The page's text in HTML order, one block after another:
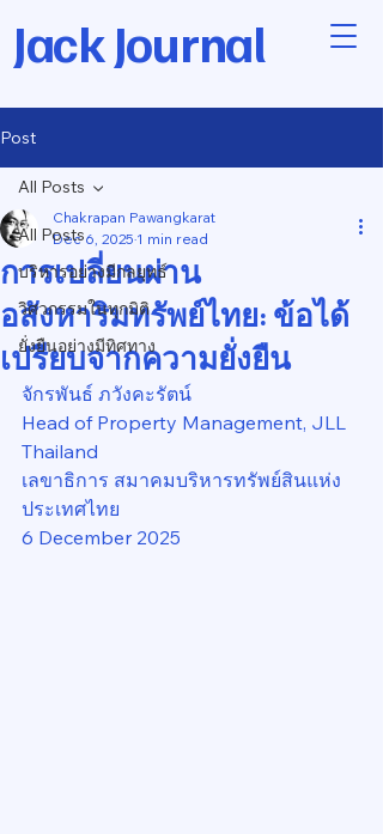
Jack Journal
Post
All Posts
บริหารอย่างมีกลยุทธ์
วิศวกรรมในทุกมิติ
ยั่งยืนอย่างมีทิศทาง
All Posts
การเปลี่ยนผ่าน
อสังหาริมทรัพย์ไทย: ข้อได้
เปรียบจากความยั่งยืน
Chakrapan Pawangkarat
Dec 6, 2025 1 min read
จักรพันธ์ ภวังคะรัตน์
Head of Property Management, JLL
Thailand
เลขาธิการ สมาคมบริหารทรัพย์สินแห่ง
ประเทศไทย
6 December 2025